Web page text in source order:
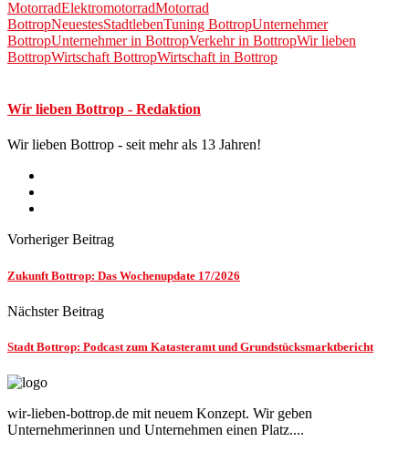
MotorradElektromotorradMotorrad
BottropNeuestesStadtlebenTuning BottropUnternehmer
BottropUnternehmer in BottropVerkehr in BottropWir lieben
BottropWirtschaft BottropWirtschaft in Bottrop
Wir lieben Bottrop - Redaktion
Wir lieben Bottrop - seit mehr als 13 Jahren!
Vorheriger Beitrag
Zukunft Bottrop: Das Wochenupdate 17/2026
Nächster Beitrag
Stadt Bottrop: Podcast zum Katasteramt und Grundstücksmarktbericht
wir-lieben-bottrop.de mit neuem Konzept. Wir geben
Unternehmerinnen und Unternehmen einen Platz....